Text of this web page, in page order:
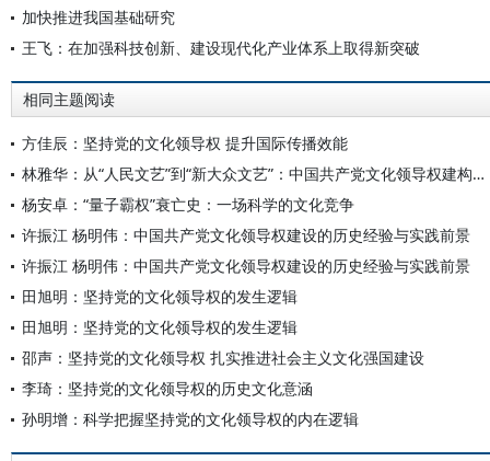
加快推进我国基础研究
王飞：在加强科技创新、建设现代化产业体系上取得新突破
相同主题阅读
方佳辰：坚持党的文化领导权 提升国际传播效能
林雅华：从“人民文艺”到“新大众文艺”：中国共产党文化领导权建构的文艺路径
杨安卓：“量子霸权”衰亡史：一场科学的文化竞争
许振江 杨明伟：中国共产党文化领导权建设的历史经验与实践前景
许振江 杨明伟：中国共产党文化领导权建设的历史经验与实践前景
田旭明：坚持党的文化领导权的发生逻辑
田旭明：坚持党的文化领导权的发生逻辑
邵声：坚持党的文化领导权 扎实推进社会主义文化强国建设
李琦：坚持党的文化领导权的历史文化意涵
孙明增：科学把握坚持党的文化领导权的内在逻辑